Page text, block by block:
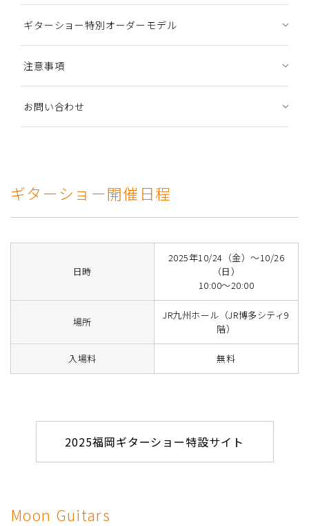
ギターショー特別オーダーモデル
注意事項
お問い合わせ
ギターショー開催日程
日時
2025年10/24（金）～10/26
（日）
10:00～20:00
場所
JR九州ホール（JR博多シティ9
階）
入場料 無料
2025福岡ギターショー特設サイト
Moon Guitars